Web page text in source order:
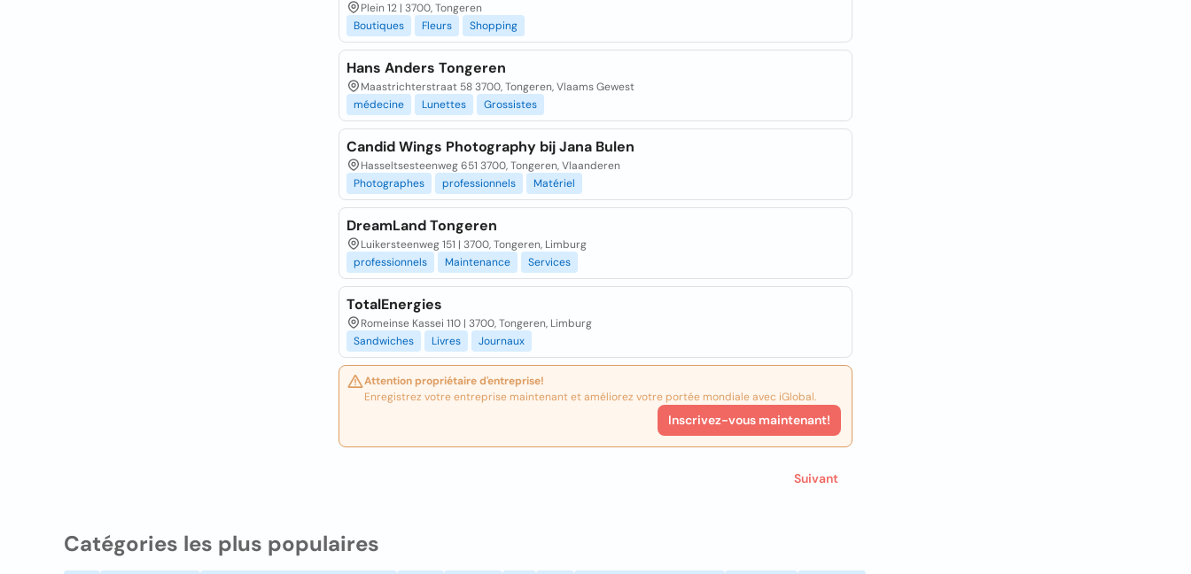
Plein 12 | 3700, Tongeren
Boutiques
Fleurs Shopping
Hans Anders Tongeren
Maastrichterstraat 58 3700, Tongeren, Vlaams Gewest
médecine
Lunettes Grossistes
Candid Wings Photography bij Jana Bulen
Hasseltsesteenweg 651 3700, Tongeren, Vlaanderen
Photographes
professionnels Matériel
DreamLand Tongeren
Luikersteenweg 151 | 3700, Tongeren, Limburg
professionnels
Maintenance Services
TotalEnergies
Romeinse Kassei 110 | 3700, Tongeren, Limburg
Sandwiches
Livres Journaux
Attention propriétaire d'entreprise!
Enregistrez votre entreprise maintenant et améliorez votre portée mondiale avec iGlobal.
Inscrivez-vous maintenant!
Suivant
Catégories les plus populaires